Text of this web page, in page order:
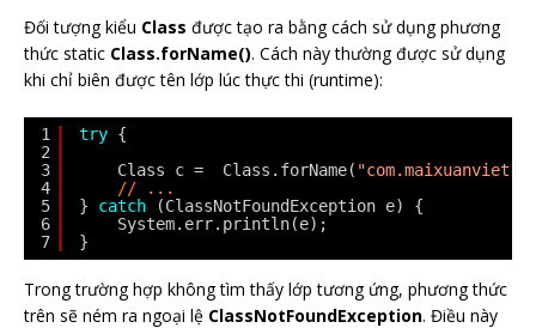
Đối tượng kiểu Class được tạo ra bằng cách sử dụng phương
thức static Class.forName(). Cách này thường được sử dụng
khi chỉ biên được tên lớp lúc thực thi (runtime):
1
2
3
4
5
6
7
try {
Class c =  Class.forName(
// ...
} catch
(ClassNotFoundException e) {
System.err.println(e);
}
Trong trường hợp không tìm thấy lớp tương ứng, phương thức
trên sẽ ném ra ngoại lệ ClassNotFoundException. Điều này